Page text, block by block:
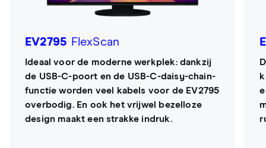
EV2795 FlexScan
Ideaal voor de moderne werkplek: dankzij
de USB-C-poort en de USB-C-daisy-chain-
functie worden veel kabels voor de EV2795
overbodig. En ook het vrijwel bezelloze
design maakt een strakke indruk.